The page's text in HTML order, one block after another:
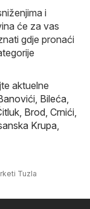
i
će za vas
gdje pronaći
aktuelne
Bileća
Brod Crnići
Krupa
Tuzla